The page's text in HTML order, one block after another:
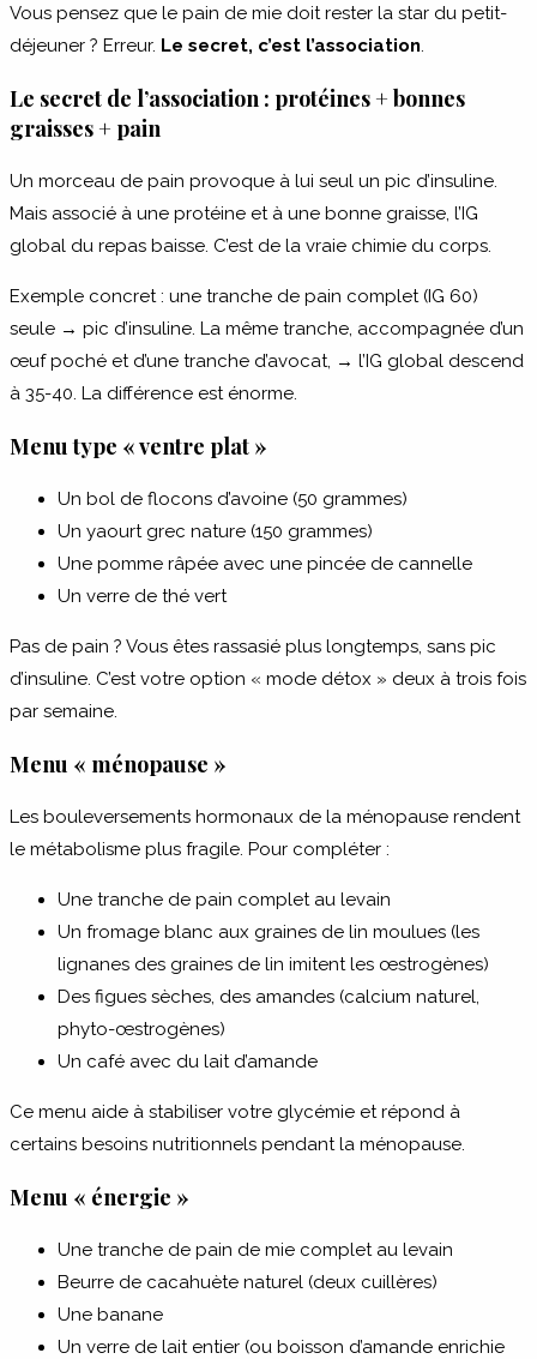
Vous pensez que le pain de mie doit rester la star du petit-
déjeuner ? Erreur. Le secret, c’est l’association.
Le secret de l’association : protéines + bonnes
graisses + pain
Un morceau de pain provoque à lui seul un pic d’insuline.
Mais associé à une protéine et à une bonne graisse, l’IG
global du repas baisse. C’est de la vraie chimie du corps.
Exemple concret : une tranche de pain complet (IG 60)
seule → pic d’insuline. La même tranche, accompagnée d’un
œuf poché et d’une tranche d’avocat, → l’IG global descend
à 35-40. La différence est énorme.
Menu type « ventre plat »
Un bol de flocons d’avoine (50 grammes)
Un yaourt grec nature (150 grammes)
Une pomme râpée avec une pincée de cannelle
Un verre de thé vert
Pas de pain ? Vous êtes rassasié plus longtemps, sans pic
d’insuline. C’est votre option « mode détox » deux à trois fois
par semaine.
Menu « ménopause »
Les bouleversements hormonaux de la ménopause rendent
le métabolisme plus fragile. Pour compléter :
Une tranche de pain complet au levain
Un fromage blanc aux graines de lin moulues (les
lignanes des graines de lin imitent les œstrogènes)
Des figues sèches, des amandes (calcium naturel,
phyto-œstrogènes)
Un café avec du lait d’amande
Ce menu aide à stabiliser votre glycémie et répond à
certains besoins nutritionnels pendant la ménopause.
Menu « énergie »
Une tranche de pain de mie complet au levain
Beurre de cacahuète naturel (deux cuillères)
Une banane
Un verre de lait entier (ou boisson d’amande enrichie